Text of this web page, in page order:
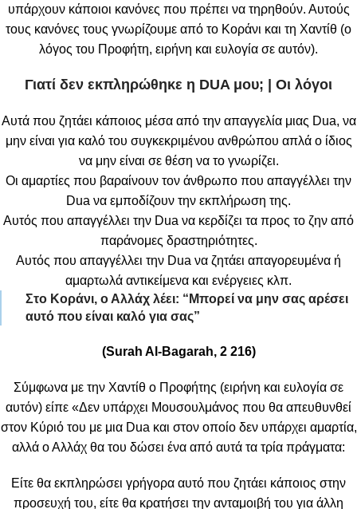
υπάρχουν κάποιοι κανόνες που πρέπει να τηρηθούν. Αυτούς
τους κανόνες τους γνωρίζουμε από το Κοράνι και τη Χαντίθ (ο
λόγος του Προφήτη, ειρήνη και ευλογία σε αυτόν).
Γιατί δεν εκπληρώθηκε η DUA μου; | Οι λόγοι
Αυτά που ζητάει κάποιος μέσα από την απαγγελία μιας Dua, να
μην είναι για καλό του συγκεκριμένου ανθρώπου απλά ο ίδιος
να μην είναι σε θέση να το γνωρίζει.
Οι αμαρτίες που βαραίνουν τον άνθρωπο που απαγγέλλει την
Dua να εμποδίζουν την εκπλήρωση της.
Αυτός που απαγγέλλει την Dua να κερδίζει τα προς το ζην από
παράνομες δραστηριότητες.
Αυτός που απαγγέλλει την Dua να ζητάει απαγορευμένα ή
αμαρτωλά αντικείμενα και ενέργειες κλπ.
Στο Κοράνι, ο Αλλάχ λέει: “Μπορεί να μην σας αρέσει
αυτό που είναι καλό για σας”
(Surah Al-Bagarah, 2 216)
Σύμφωνα με την Χαντίθ ο Προφήτης (ειρήνη και ευλογία σε
αυτόν) είπε «Δεν υπάρχει Μουσουλμάνος που θα απευθυνθεί
στον Κύριό του με μια Dua και στον οποίο δεν υπάρχει αμαρτία,
αλλά ο Αλλάχ θα του δώσει ένα από αυτά τα τρία πράγματα:
Είτε θα εκπληρώσει γρήγορα αυτό που ζητάει κάποιος στην
προσευχή του, είτε θα κρατήσει την ανταμοιβή του για άλλη